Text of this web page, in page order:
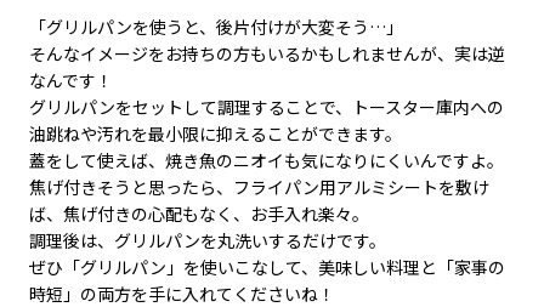
「グリルパンを使うと、後片付けが大変そう…」
そんなイメージをお持ちの方もいるかもしれませんが、実は逆
なんです！
グリルパンをセットして調理することで、トースター庫内への
油跳ねや汚れを最小限に抑えることができます。
蓋をして使えば、焼き魚のニオイも気になりにくいんですよ。
焦げ付きそうと思ったら、フライパン用アルミシートを敷け
ば、焦げ付きの心配もなく、お手入れ楽々。
調理後は、グリルパンを丸洗いするだけです。
ぜひ「グリルパン」を使いこなして、美味しい料理と「家事の
時短」の両方を手に入れてくださいね！